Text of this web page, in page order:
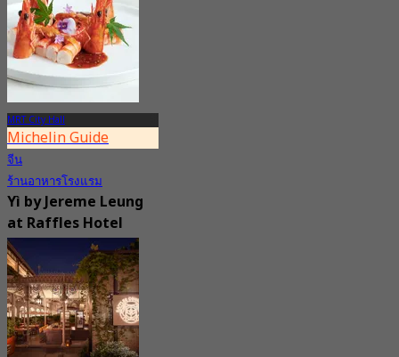
MRT City Hall
Michelin Guide
จีน
ร้านอาหารโรงแรม
Yì by Jereme Leung
at Raffles Hotel
Singapore
New
4.3
จากS$ 118